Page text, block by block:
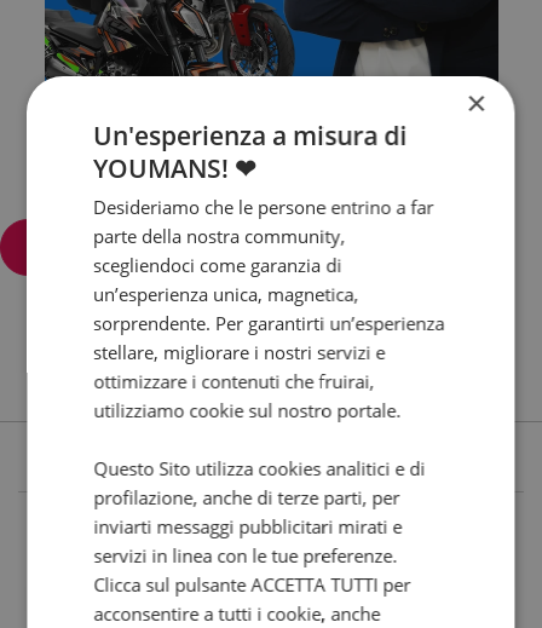
Filtra e ordina
×
Un'esperienza a misura di
YOUMANS! ❤
Desideriamo che le persone entrino a far
parte della nostra community,
scegliendoci come garanzia di
un’esperienza unica, magnetica,
sorprendente. Per garantirti un’esperienza
stellare, migliorare i nostri servizi e
ottimizzare i contenuti che fruirai,
utilizziamo cookie sul nostro portale.
Questo Sito utilizza cookies analitici e di
profilazione, anche di terze parti, per
inviarti messaggi pubblicitari mirati e
servizi in linea con le tue preferenze.
Clicca sul pulsante ACCETTA TUTTI per
acconsentire a tutti i cookie, anche